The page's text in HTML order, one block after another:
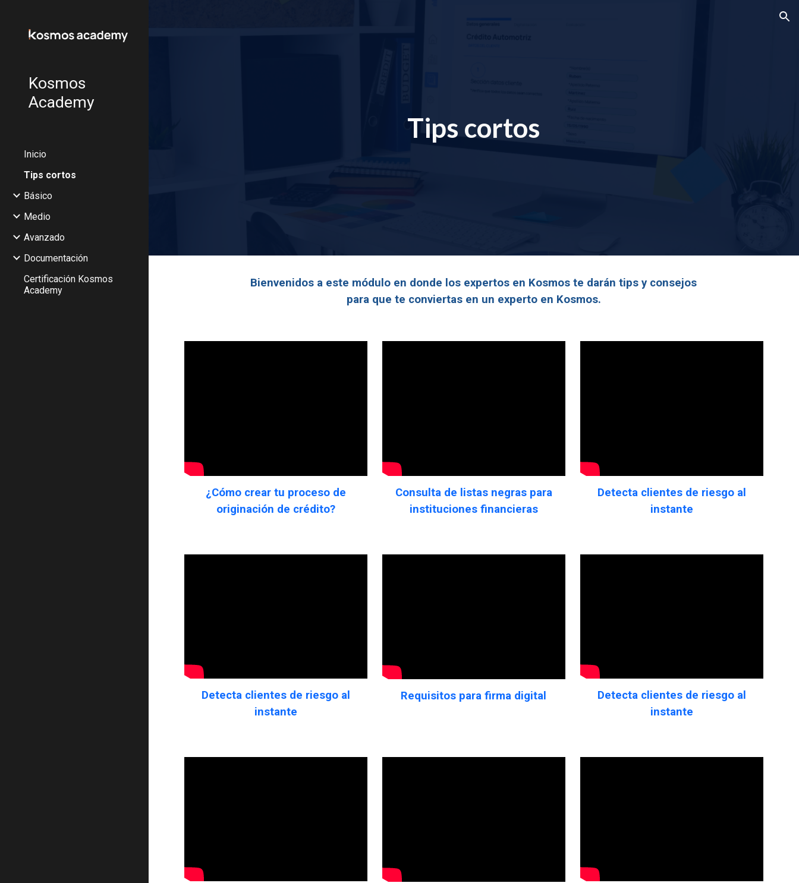
Kosmos
Academy
Inicio
Tips cortos
Básico
Medio
Avanzado
Documentación
Certificación Kosmos
Academy
Tips cortos
Bienvenidos a este módulo en donde los expertos en Kosmos te darán tips y consejos
para que te conviertas en un experto en Kosmos.
¿Cómo crear tu proceso de
originación de crédito?
Consulta de listas negras para
instituciones financieras
Detecta clientes de riesgo al
instante
Detecta clientes de riesgo al
instante
Requisitos para firma digital
Detecta clientes de riesgo al
instante